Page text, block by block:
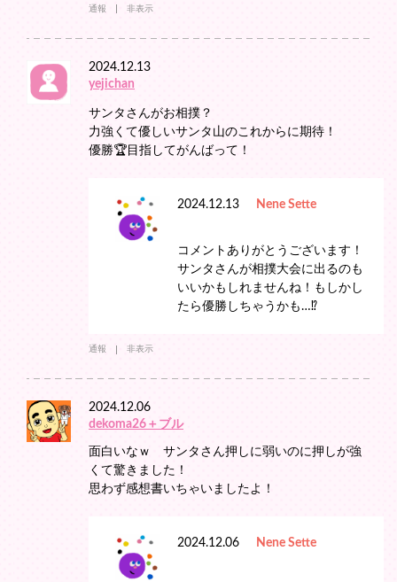
通報 非表示
2024.12.13
yejichan
サンタさんがお相撲？
力強くて優しいサンタ山のこれからに期待！
優勝🏆️目指してがんばって！
2024.12.13 Nene Sette
コメントありがとうございます！
サンタさんが相撲大会に出るのも
いいかもしれませんね！もしかし
たら優勝しちゃうかも…⁉︎
通報 非表示
2024.12.06
dekoma26＋ブル
面白いなｗ サンタさん押しに弱いのに押しが強
くて驚きました！
思わず感想書いちゃいましたよ！
2024.12.06 Nene Sette